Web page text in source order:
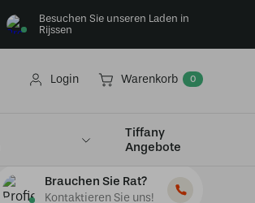
Besuchen Sie unseren Laden in
Rijssen
Login Warenkorb 0
Tiffany
Angebote
Brauchen Sie Rat?
Kontaktieren Sie uns!